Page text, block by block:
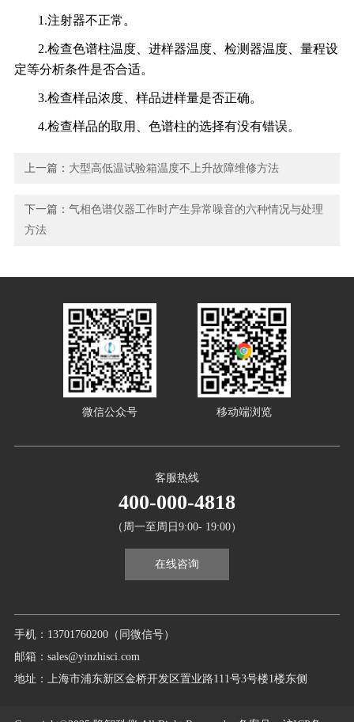
1.注射器不正常。
2.检查色谱柱温度、进样器温度、检测器温度、量程设
定等分析条件是否合适。
3.检查样品浓度、样品进样量是否正确。
4.检查样品的取用、色谱柱的选择有没有错误。
上一篇： 大型高低温试验箱温度不上升故障维修方法
下一篇：气相色谱仪器工作时产生异常噪音的六种情况与处理
方法
手机：13701760200（同微信号）
邮箱：sales@yinzhisci.com
地址：上海市浦东新区金桥开发区置业路111号3号楼1楼东侧
客服热线
400-000-4818
（周一至周日9:00- 19:00）
在线咨询
微信公众号 移动端浏览